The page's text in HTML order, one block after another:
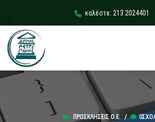
καλέστε: 213 2024401
ΠΡΟΣΚΛΉΣΕΙΣ Ο.Ε. /